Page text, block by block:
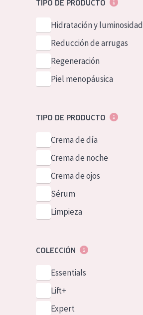
Spanish
Greek
TIPO DE PRODUCTO
Hidratación y luminosidad
Reducción de arrugas
Regeneración
Piel menopáusica
TIPO DE PRODUCTO
Crema de día
Crema de noche
Crema de ojos
Sérum
Limpieza
COLECCIÓN
Essentials
Lift+
Expert